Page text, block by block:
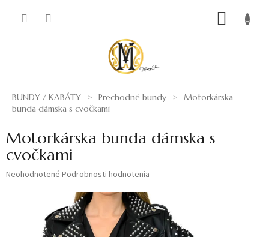
BUNDY / KABÁTY Prechodné bundy
Motorkárska
bunda dámska s cvočkami
Motorkárska bunda dámska s
cvočkami
Priemerné
Neohodnotené Podrobnosti hodnotenia